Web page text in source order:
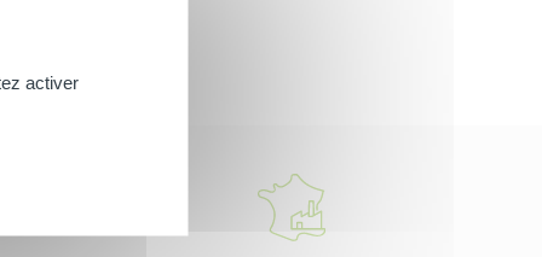
activer